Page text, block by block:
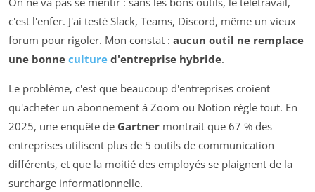
c'est l'enfer. J'ai testé Slack, Teams, Discord, même un vieux
forum pour rigoler. Mon constat : aucun outil ne remplace
une bonne culture d'entreprise hybride.
Le problème, c'est que beaucoup d'entreprises croient
qu'acheter un abonnement à Zoom ou Notion règle tout. En
2025, une enquête de Gartner montrait que 67 % des
entreprises utilisent plus de 5 outils de communication
différents, et que la moitié des employés se plaignent de la
surcharge informationnelle.